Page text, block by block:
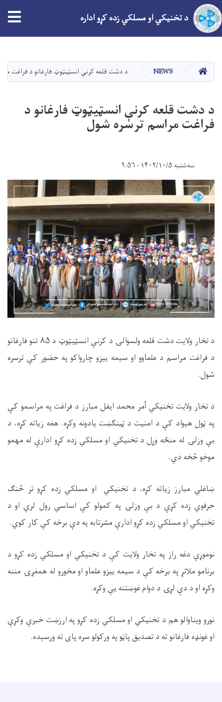
دانګل
د تخنیکي او مسلکي زده کړو اداره
کور NEWS د دشت قلعه کرنې انسټیټوټ فارغانو د فراغت
د دشت قلعه کرنې انسټیټوټ فارغانو د
فراغت مراسم ترسره شول
سه‌شنبه ۱۴۰۲/۱۰/۵ - ۹:۵۶
د تخار ولایت دشت قلعه ولسوالۍ د کرنې انسټیټوټ د ۸۵تنو فارغانو
د فراغت مراسم د علماوو او سیمه ییزو چارواکو په حضور کې ترسره
شول.
د تخار ولايت تخنيکي آمر محمد ایفل مبارز د فراغت په مراسمو کې
په ټول هېواد کې د امنيت د ټينګښت يادونه وکړه. هغه زیاته کړه، د
بې وزلۍ له منځه وړل د تخنیکي او مسلکي زده کړو ادارې له مهمو
موخو څخه دي.
ښاغلي مبارز زیاته کړه، د تخنیکي او مسلکي زده کړو تر څنګ
حرفوي زده کړې د بې وزلۍ په کمولو کې اساسي رول لري او د
تخنیکي او مسلکي زده کړو ادارې مشرتابه په دې برخه کې کار کوي.
نوموړي دغه راز په تخار ولایت کې د تخنیکي او مسلکي زده کړو د
برنامو ملاتړ په برخه کې د سیمه ییزو علماو او مخورو له همغږۍ مننه
وکړه او د دې لړۍ د دوام غوښتنه یې وکړه.
نورو ويناوالو هم د تخنيکي او مسلکي زده کړو په ارزښت خبرې وکړې
او غونډه فارغانو ته د تصدیق پاڼو په ورکولو سره پای ته ورسېده.